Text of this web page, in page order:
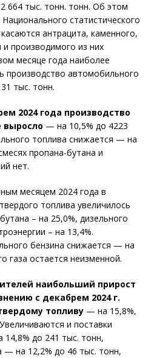
664 тыс. тонн. тонн. Об этом
статистического
антрацита, каменного,
и производимого из них
месяце года наиболее
производство автомобильного
тыс. тонн.
2024 года производство
выросло — на 10,5% до 4223
топлива снижается — на
пропана-бутана и
нет.
месяцем 2024 года в
топлива увеличилось
– на 25,0%, дизельного
– на 13,4%.
бензина снижается — на
газа остается неизменной.
наибольший прирост
с декабрем 2024 г.
топливу — на 15,8%,
и поставки
до 241 тыс. тонн,
— на 12,2% до 46 тыс. тонн,